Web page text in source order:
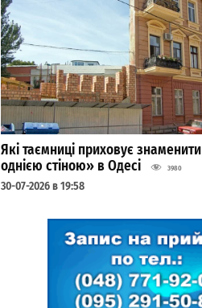
Які таємниці приховує
однією стіною» в Одесі
3980
30-07-2026 в 19:58